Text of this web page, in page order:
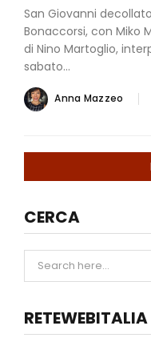
San Giovanni
Bonaccorsi, con Miko
di Nino Martoglio,
sabato...
Anna Mazzeo
CERCA
RETEWEBITALIA